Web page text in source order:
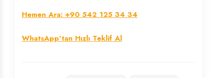
Hemen Ara: +90 542 125 34 34
WhatsApp'tan Hızlı Teklif Al